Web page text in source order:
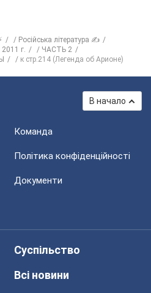
Російська література ✍
2011 г.
ЧАСТЬ 2
к стр.214 (Легенда об Арионе)
В начало
Команда
Політика конфіденційності
Документи
Суспільство
Всі новини